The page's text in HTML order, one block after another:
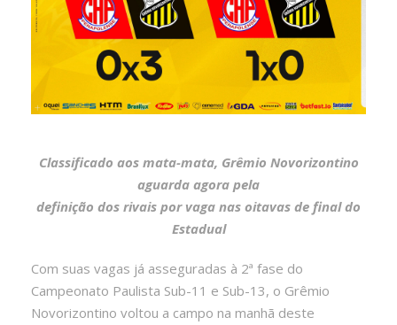
Classificado aos mata-mata, Grêmio Novorizontino
aguarda agora pela
definição dos rivais por vaga nas oitavas de final do
Estadual
Com suas vagas já asseguradas à 2ª fase do
Campeonato Paulista Sub-11 e Sub-13, o Grêmio
Novorizontino voltou a campo na manhã deste